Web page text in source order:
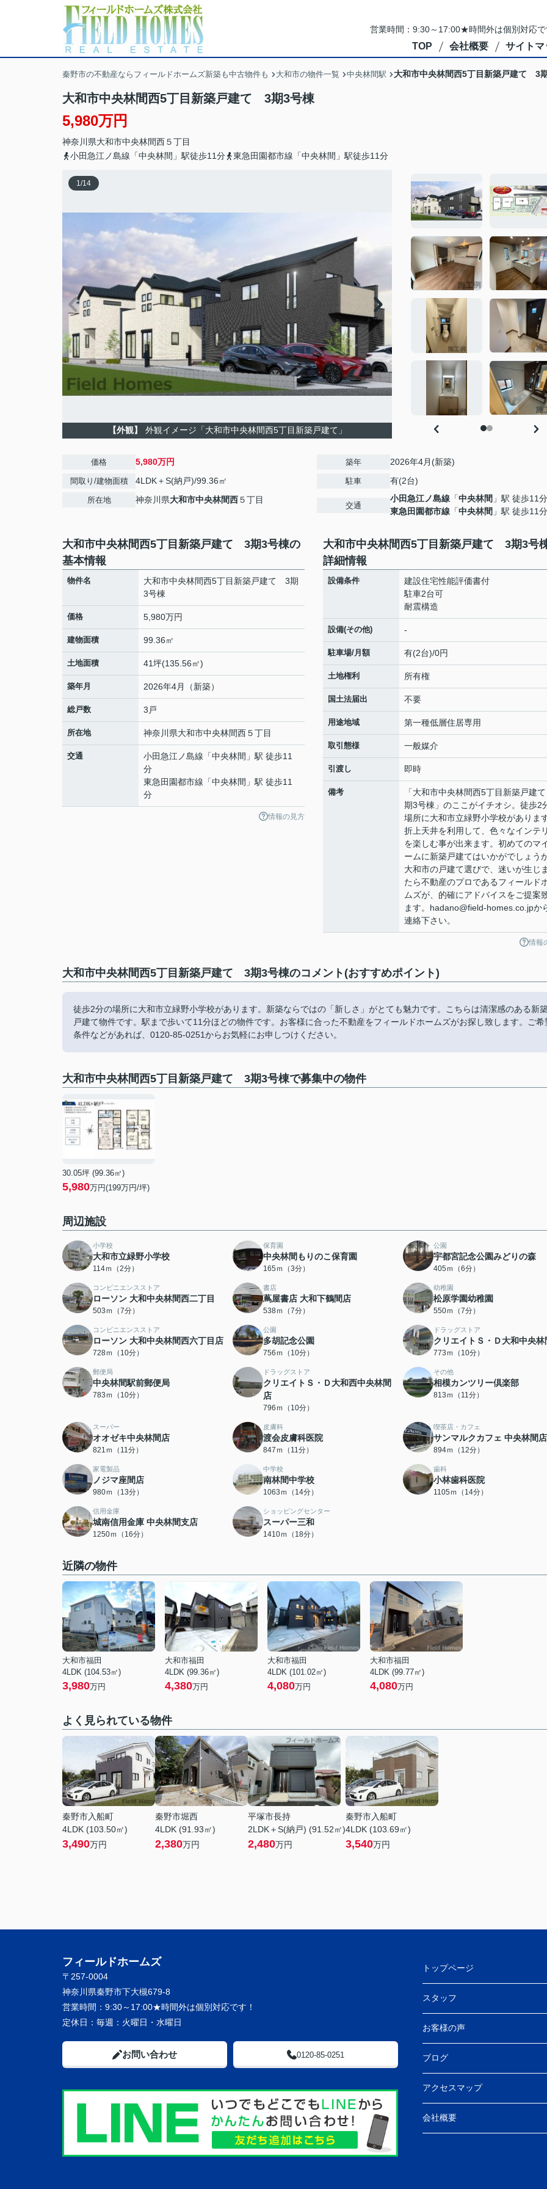
営業時間：9:30～17:00★時間外は個別対応
TOP 会社概要 サイトマ
秦野市の不動産ならフィールドホームズ新築も中古物件も 大和市の物件一覧 中央林間駅 大和市中央林間西5丁目新築戸建て 3
大和市中央林間西5丁目新築戸建て 3期3号棟
5,980万円
神奈川県大和市中央林間西５丁目
小田急江ノ島線「中央林間」駅徒歩11分
東急田園都市線「中央林間」駅徒歩11分
1/14
【外観】 外観イメージ「大和市中央林間西5丁目新築戸建て」
価格 5,980万円
間取り/建物面積 4LDK＋S(納戸)/99.36㎡
所在地 神奈川県大和市中央林間西５丁目
築年 2026年4月(新築)
駐車 有(2台)
交通
小田急江ノ島線 「中央林間 」駅 徒歩11分
東急田園都市線 「中央林間 」駅 徒歩11分
大和市中央林間西5丁目新築戸建て 3期3号棟の
基本情報
物件名
大和市中央林間西5丁目新築戸建て 3期
3号棟
価格 5,980万円
建物面積 99.36㎡
土地面積 41坪(135.56㎡)
築年月 2026年4月（新築）
総戸数 3戸
所在地 神奈川県大和市中央林間西５丁目
交通 小田急江ノ島線 「中央林間 」駅 徒歩11
分
東急田園都市線 「中央林間 」駅 徒歩11
分
情報の見方
大和市中央林間西5丁目新築戸建て 3期3号
詳細情報
設備条件
建設住宅性能評価書付
駐車2台可
耐震構造
設備(その他) -
駐車場/月額 有(2台)/0円
土地権利 所有権
国土法届出 不要
用途地域 第一種低層住居専用
取引態様 一般媒介
引渡し 即時
備考
「大和市中央林間西5丁目新築戸建
期3号棟」のここがイチオシ。徒歩2
場所に大和市立緑野小学校がありま
折上天井を利用して、色々なインテ
を楽しむ事が出来ます。初めてのマ
ームに新築戸建てはいかがでしょう
大和市の戸建て選びで、迷いが生じ
たら不動産のプロであるフィールド
ムズが、的確にアドバイスをご提案
ます。hadano@field-homes.co.jpか
連絡下さい。
情報
大和市中央林間西5丁目新築戸建て 3期3号棟のコメント(おすすめポイント)
徒歩2分の場所に大和市立緑野小学校があります。新築ならではの「新しさ」がとても魅力です。こちらは清潔感のある新
戸建て物件です。駅まで歩いて11分ほどの物件です。お客様に合った不動産をフィールドホームズがお探し致します。ご希
条件などがあれば、0120-85-0251からお気軽にお申しつけください。
大和市中央林間西5丁目新築戸建て 3期3号棟で募集中の物件
30.05坪 (99.36㎡)
5,980万円(199万円/坪)
周辺施設
小学校
大和市立緑野小学校
114ｍ（2分）
保育園
中央林間もりのこ保育園
165ｍ（3分）
公園
宇都宮記念公園みどりの森
405ｍ（6分）
コンビニエンスストア
ローソン 大和中央林間西二丁目
503ｍ（7分）
書店
蔦屋書店 大和下鶴間店
538ｍ（7分）
幼稚園
松原学園幼稚園
550ｍ（7分）
コンビニエンスストア
ローソン 大和中央林間西六丁目店
728ｍ（10分）
公園
多胡記念公園
756ｍ（10分）
ドラッグストア
クリエイトＳ・Ｄ大和中央林
773ｍ（10分）
郵便局
中央林間駅前郵便局
783ｍ（10分）
ドラッグストア
クリエイトＳ・Ｄ大和西中央林間
店
796ｍ（10分）
その他
相模カンツリー倶楽部
813ｍ（11分）
スーパー
オオゼキ中央林間店
821ｍ（11分）
皮膚科
渡会皮膚科医院
847ｍ（11分）
喫茶店・カフェ
サンマルクカフェ 中央林間店
894ｍ（12分）
家電製品
ノジマ座間店
980ｍ（13分）
中学校
南林間中学校
1063ｍ（14分）
歯科
小林歯科医院
1105ｍ（14分）
信用金庫
城南信用金庫 中央林間支店
1250ｍ（16分）
ショッピングセンター
スーパー三和
1410ｍ（18分）
近隣の物件
大和市福田
4LDK (104.53㎡)
3,980万円
大和市福田
4LDK (99.36㎡)
4,380万円
大和市福田
4LDK (101.02㎡)
4,080万円
大和市福田
4LDK (99.77㎡)
4,080万円
よく見られている物件
秦野市入船町
4LDK (103.50㎡)
3,490万円
秦野市堀西
4LDK (91.93㎡)
2,380万円
平塚市長持
2LDK＋S(納戸) (91.52㎡)
2,480万円
秦野市入船町
4LDK (103.69㎡)
3,540万円
フィールドホームズ
〒257-0004
神奈川県秦野市下大槻679-8
営業時間： 9:30～17:00★時間外は個別対応です！
定休日： 毎週：火曜日・水曜日
お問い合わせ 0120-85-0251
トップページ
スタッフ
お客様の声
ブログ
アクセスマップ
会社概要